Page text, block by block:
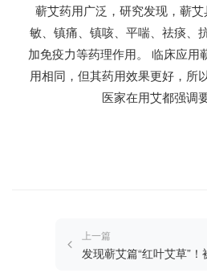
蕲艾药用广泛，研究发现，蕲
敏、镇痛、镇咳、平喘、祛痰、
加免疫力等药理作用。 临床应用
用相同，但其药用效果更好，所
医家在用艾都强调
上一篇
发现蕲艾篇“红叶艾草”